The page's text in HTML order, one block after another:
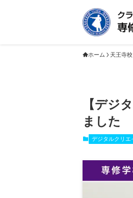
ホーム 天王寺校
【デジ
ました
デジタルクリエ